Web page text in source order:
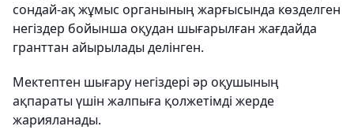
сондай-ақ жұмыс органының жарғысында көзделген
негіздер бойынша оқудан шығарылған жағдайда
гранттан айырылады делінген.
Мектептен шығару негіздері әр оқушының
ақпараты үшін жалпыға қолжетімді жерде
жарияланады.